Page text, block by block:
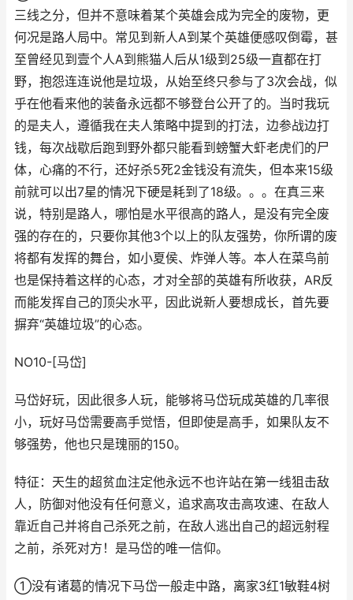
三线之分，但并不意味着某个英雄会成为完全的废物，更
何况是路人局中。常见到新人A到某个英雄便感叹倒霉，甚
至曾经见到壹个人A到熊猫人后从1级到25级一直都在打
野，抱怨连连说他是垃圾，从始至终只参与了3次会战，似
乎在他看来他的装备永远都不够登台公开了的。当时我玩
的是夫人，遵循我在夫人策略中提到的打法，边参战边打
钱，每次战歇后跑到野外都只能看到螃蟹大虾老虎们的尸
体，心痛的不行，还好杀5死2金钱没有流失，但本来15级
前就可以出7星的情况下硬是耗到了18级。。。在真三来
说，特别是路人，哪怕是水平很高的路人，是没有完全废
强的存在的，只要你其他3个以上的队友强势，你所谓的废
将都有发挥的舞台，如小夏侯、炸弹人等。本人在菜鸟前
也是保持着这样的心态，才对全部的英雄有所收获，AR反
而能发挥自己的顶尖水平，因此说新人要想成长，首先要
摒弃“英雄垃圾”的心态。
NO10-[马岱]
马岱好玩，因此很多人玩，能够将马岱玩成英雄的几率很
小，玩好马岱需要高手觉悟，但即使是高手，如果队友不
够强势，他也只是瑰丽的150。
特征：天生的超贫血注定他永远不也许站在第一线狙击敌
人，防御对他没有任何意义，追求高攻击高攻速、在敌人
靠近自己并将自己杀死之前，在敌人逃出自己的超远射程
之前，杀死对方！是马岱的唯一信仰。
①没有诸葛的情况下马岱一般走中路，离家3红1敏鞋4树